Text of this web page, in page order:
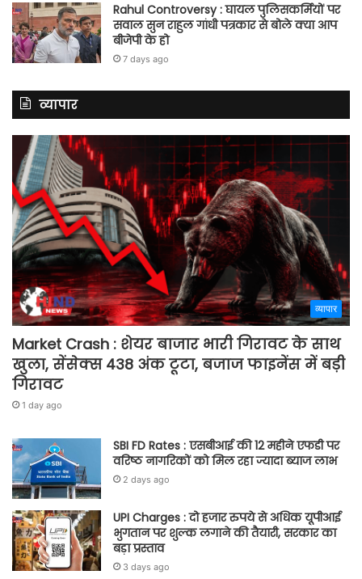
Rahul Controversy : घायल पुलिसकर्मियों पर
सवाल सुन राहुल गांधी पत्रकार से बोले क्या आप
बीजेपी के हो
7 days ago
व्यापार
व्यापार
Market Crash : शेयर बाजार भारी गिरावट के साथ
खुला, सेंसेक्स 438 अंक टूटा, बजाज फाइनेंस में बड़ी
गिरावट
1 day ago
SBI FD Rates : एसबीआई की 12 महीने एफडी पर
वरिष्ठ नागरिकों को मिल रहा ज्यादा ब्याज लाभ
2 days ago
UPI Charges : दो हजार रुपये से अधिक यूपीआई
भुगतान पर शुल्क लगाने की तैयारी, सरकार का
बड़ा प्रस्ताव
3 days ago